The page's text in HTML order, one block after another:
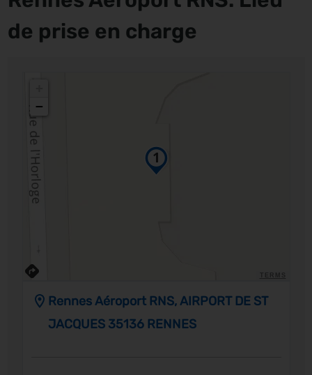
de prise en charge
−
Rennes Aéroport RNS, AIRPORT DE ST
JACQUES 35136 RENNES